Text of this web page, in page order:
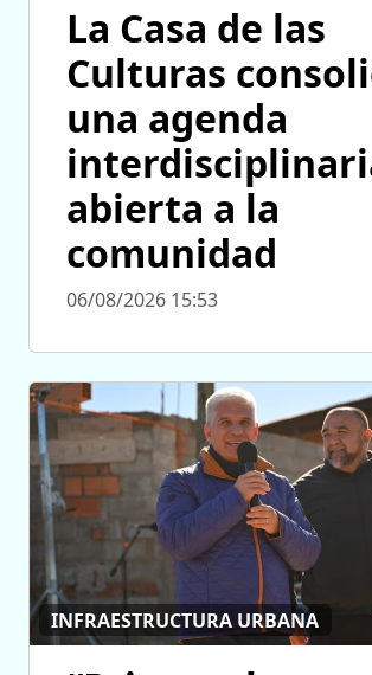
La Casa de las
Culturas
una agenda
abierta a la
comunidad
06/08/2026 15:53
INFRAESTRUCTURA URBANA